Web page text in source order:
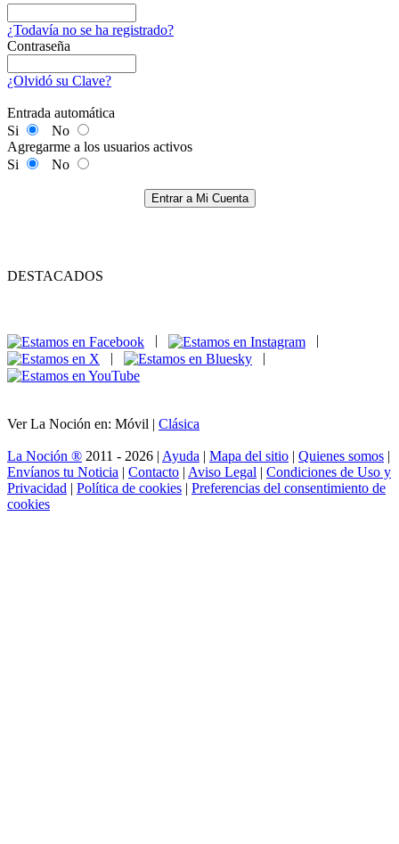
¿Todavía no se ha registrado?
Contraseña
¿Olvidó su Clave?
Entrada automática
Si
No
Agregarme a los usuarios activos
Si
No
Entrar a Mi Cuenta
DESTACADOS
|
|
Ver La Noción en: Móvil | Clásica
La Noción ® 2011 - 2026 | Ayuda | Mapa del sitio | Quienes somos |
Envíanos tu Noticia | Contacto | Aviso Legal | Condiciones de Uso y
Privacidad | Política de cookies | Preferencias del consentimiento de
cookies